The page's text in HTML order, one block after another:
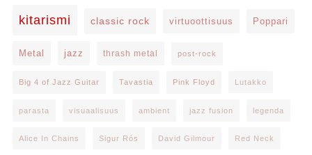
kitarismi classic rock virtuoottisuus Poppari
Metal jazz thrash metal post-rock
Big 4 of Jazz Guitar Tavastia Pink Floyd Lutakko
parasta visuaalisuus ambient jazz fusion legenda
Alice In Chains Sigur Rós David Gilmour Red Neck